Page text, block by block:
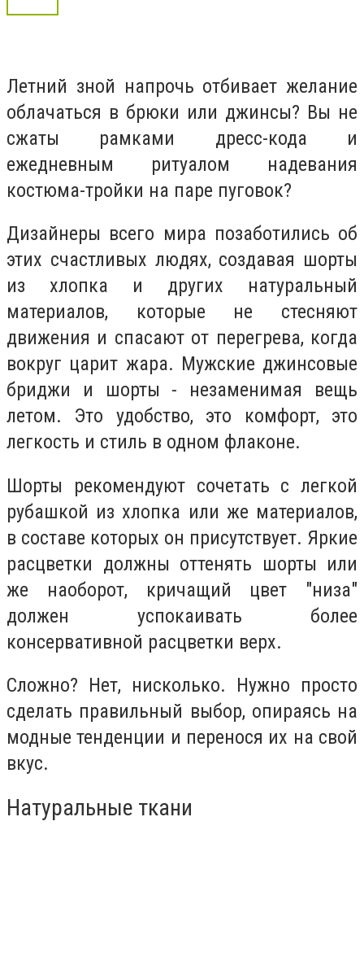
Летний зной напрочь отбивает желание
облачаться в брюки или джинсы? Вы не
сжаты рамками дресс-кода и
ежедневным ритуалом надевания
костюма-тройки на паре пуговок?
Дизайнеры всего мира позаботились об
этих счастливых людях, создавая шорты
из хлопка и других натуральный
материалов, которые не стесняют
движения и спасают от перегрева, когда
вокруг царит жара. Мужские джинсовые
бриджи и шорты - незаменимая вещь
летом. Это удобство, это комфорт, это
легкость и стиль в одном флаконе.
Шорты рекомендуют сочетать с легкой
рубашкой из хлопка или же материалов,
в составе которых он присутствует. Яркие
расцветки должны оттенять шорты или
же наоборот, кричащий цвет "низа"
должен успокаивать более
консервативной расцветки верх.
Сложно? Нет, нисколько. Нужно просто
сделать правильный выбор, опираясь на
модные тенденции и перенося их на свой
вкус.
Натуральные ткани